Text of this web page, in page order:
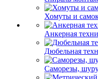
Хомуты и
Анкерная
Дюбельная
Саморезы,